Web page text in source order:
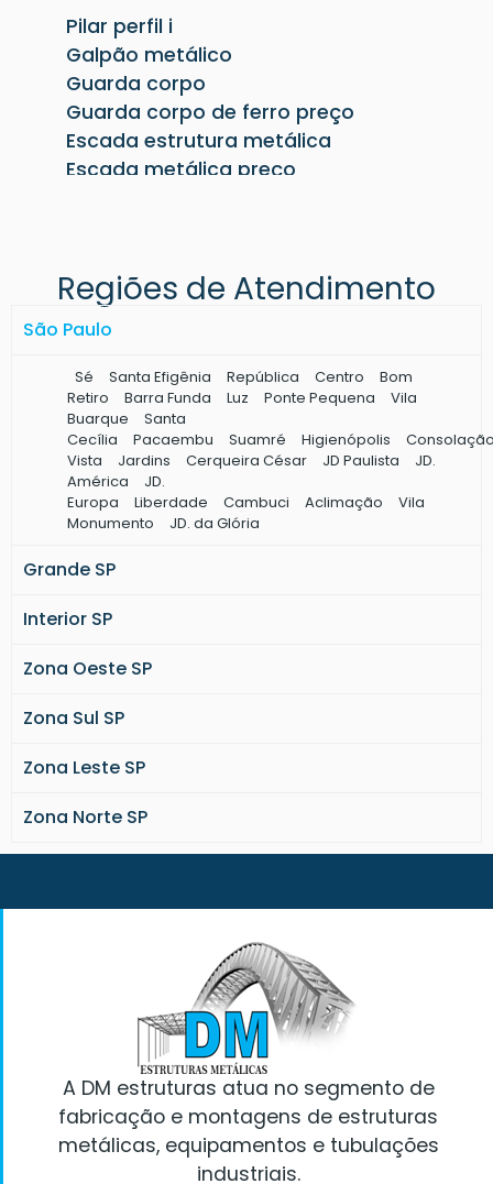
Pilar perfil i
Galpão metálico
Guarda corpo
Guarda corpo de ferro preço
Escada estrutura metálica
Escada metálica preço
Pergolado de ferro preço
Terças metálicas para telhado
Pilar metálico redondo
Fechamento lateral metálico
Construção de galpão metálico
Viga metálica preço
Mezanino estrutura metálica
Mezanino metálico preço
Cobertura metálica para galpão
Estrutura metálica para cobertura
Telhado metálico preço
Cobertura telhado metálico
Passarela metálica preço
Escada metálica detalhamento
Escada metalica
Terça metálica
Viga treliçada metálica
Fabrica de portão metálico
Estrutura metálica São Paulo
Estruturas metálicas preços
Fabricação e montagem de estruturas
metálicas
Montagem de estruturas metálicas
Pilar metálico treliçado
Fechamento lateral com telhas
Regiões de Atendimento
São Paulo
Sé Santa Efigênia República Centro
Bom
Retiro
Barra Funda Luz Ponte Pequena
Vila
Buarque
Santa
Cecília
Pacaembu Suamré Higienópolis
Vista
Jardins Cerqueira César JD Paulista
JD.
América
JD.
Europa
Liberdade Cambuci Aclimação
Vila
Monumento
JD. da Glória
Grande SP
Interior SP
Zona Oeste SP
Zona Sul SP
Zona Leste SP
Zona Norte SP
A DM estruturas atua no segmento de
fabricação e montagens de estruturas
metálicas, equipamentos e tubulações
industriais.